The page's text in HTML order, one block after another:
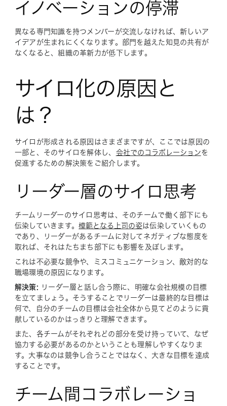
イノベーションの停滞
異なる専門知識を持つメンバーが交流しなければ、新しいア
イデアが生まれにくくなります。部門を越えた知見の共有が
なくなると、組織の革新力が低下します。
サイロ化の原因と
は？
サイロが形成される原因はさまざまですが、ここでは原因の
一部と、そのサイロを解体し、 会社でのコラボレーションを
促進するための解決策をご紹介します。
リーダー層のサイロ思考
チームリーダーのサイロ思考は、そのチームで働く部下にも
伝染していきます。模範となる上司の姿は伝染していくもの
であり、リーダーがあるチームに対してネガティブな態度を
取れば、それはたちまち部下にも影響を及ぼします。
これは不必要な競争や、ミスコミュニケーション、敵対的な
職場環境の原因になります。
解決策: リーダー層と話し合う際に、明確な会社規模の目標
を立てましょう。そうすることでリーダーは最終的な目標は
何で、自分のチームの目標は会社全体から見てどのように貢
献しているのかはっきりと理解できます。
また、各チームがそれぞれどの部分を受け持っていて、なぜ
協力する必要があるのかということも理解しやすくなりま
す。大事なのは競争し合うことではなく、大きな目標を達成
することです。
チーム間コラボレーショ